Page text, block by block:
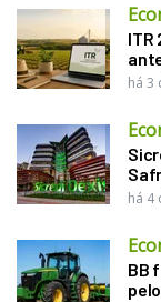
ITR
há 3
há 4
BB